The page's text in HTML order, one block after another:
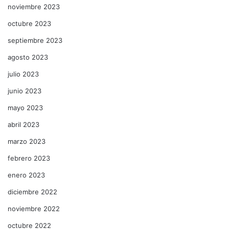
noviembre 2023
octubre 2023
septiembre 2023
agosto 2023
julio 2023
junio 2023
mayo 2023
abril 2023
marzo 2023
febrero 2023
enero 2023
diciembre 2022
noviembre 2022
octubre 2022